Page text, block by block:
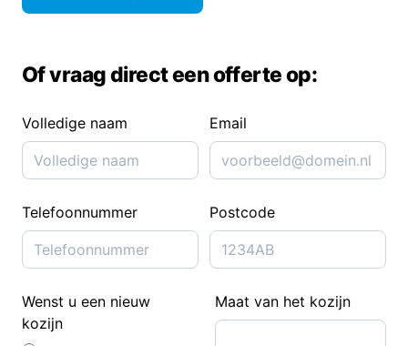
Of vraag direct een offerte op:
Volledige naam Email
Telefoonnummer Postcode
Wenst u een nieuw
kozijn
Maat van het kozijn